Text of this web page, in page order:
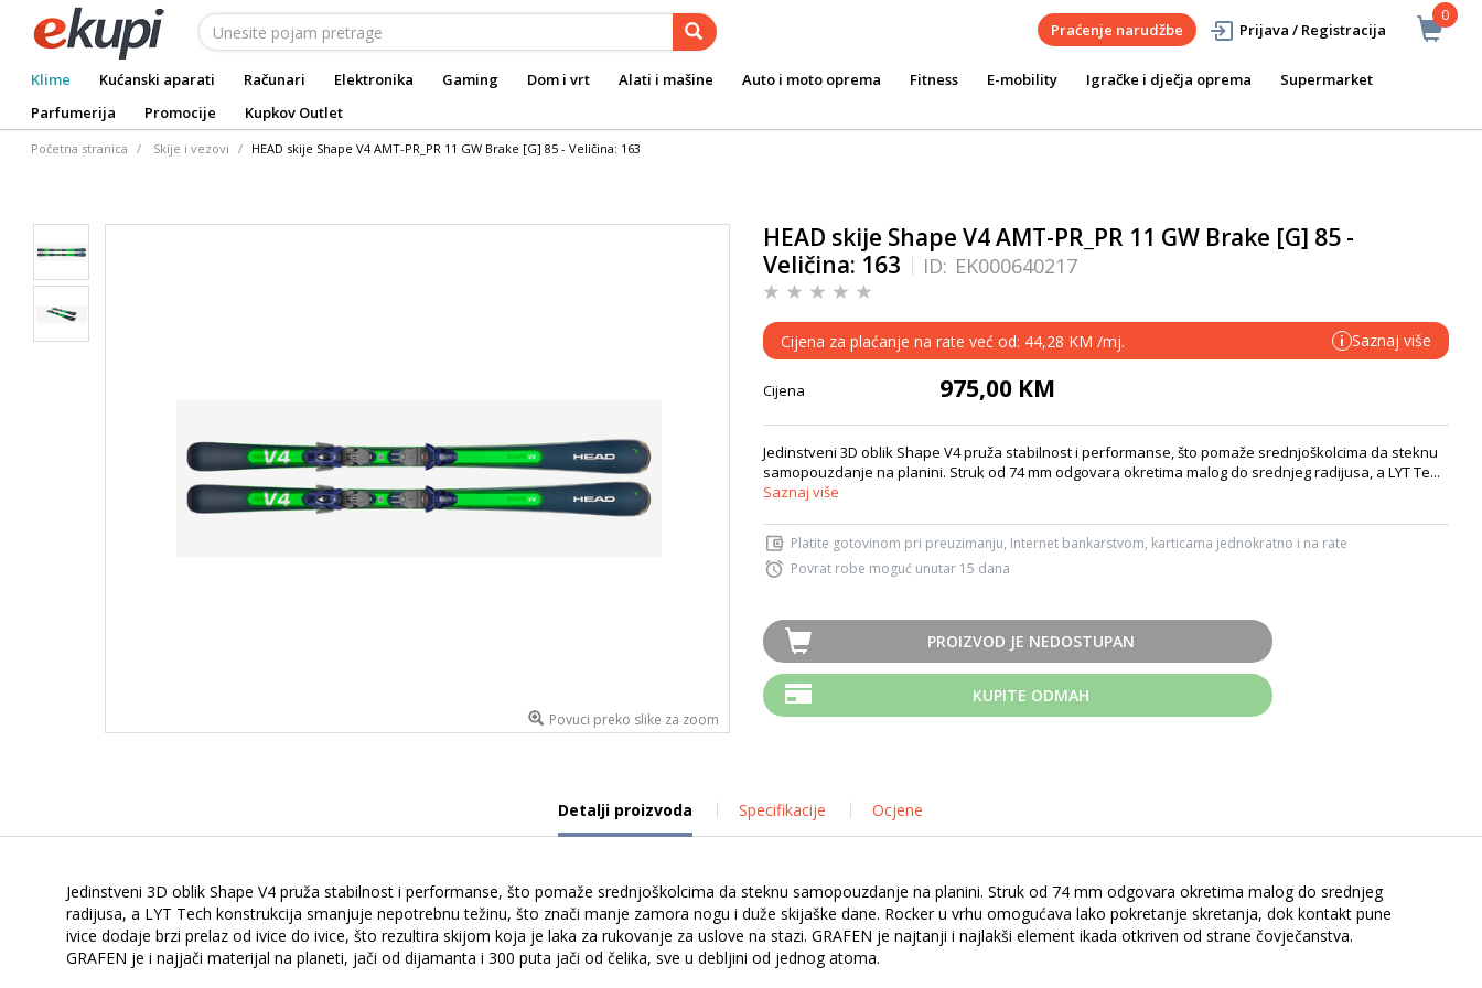
0
Praćenje narudžbe Prijava / Registracija
Klime Kućanski aparati Računari Elektronika Gaming Dom i vrt Alati i mašine Auto i moto oprema Fitness E-mobility Igračke i dječja oprema
Supermarket
Parfumerija
Promocije Kupkov Outlet
Početna stranica Skije i vezovi HEAD skije Shape V4 AMT-PR_PR 11 GW Brake [G] 85 - Veličina: 163
Povuci preko slike za zoom
HEAD skije Shape V4 AMT-PR_PR 11 GW Brake [G] 85 -
Veličina: 163
ID: EK000640217
Cijena za plaćanje na rate već od: 44,28 KM /mj. i Saznaj više
Cijena 975,00 KM
Jedinstveni 3D oblik Shape V4 pruža stabilnost i performanse, što pomaže srednjoškolcima da steknu
samopouzdanje na planini. Struk od 74 mm odgovara okretima malog do srednjeg radijusa, a LYT Te...
Saznaj više
Platite gotovinom pri preuzimanju, Internet bankarstvom, karticama jednokratno i na rate
Povrat robe moguć unutar 15 dana
PROIZVOD JE NEDOSTUPAN
KUPITE ODMAH
Detalji proizvoda Specifikacije Ocjene
Jedinstveni 3D oblik Shape V4 pruža stabilnost i performanse, što pomaže srednjoškolcima da steknu samopouzdanje na planini. Struk od 74 mm odgovara okretima malog do srednjeg
radijusa, a LYT Tech konstrukcija smanjuje nepotrebnu težinu, što znači manje zamora nogu i duže skijaške dane. Rocker u vrhu omogućava lako pokretanje skretanja, dok kontakt pune
ivice dodaje brzi prelaz od ivice do ivice, što rezultira skijom koja je laka za rukovanje za uslove na stazi. GRAFEN je najtanji i najlakši element ikada otkriven od strane čovječanstva.
GRAFEN je i najjači materijal na planeti, jači od dijamanta i 300 puta jači od čelika, sve u debljini od jednog atoma.